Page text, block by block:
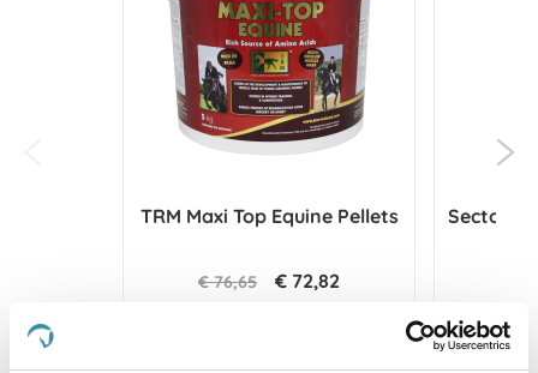
TRM Maxi Top Equine Pellets
€ 76,65 € 72,82
Sectolin